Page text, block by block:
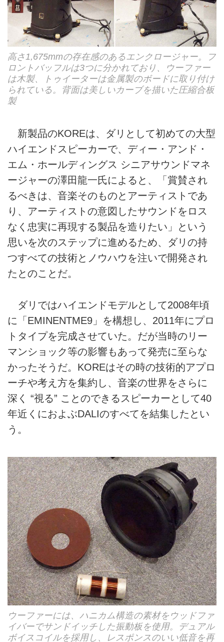
高さ1,675mmの存在感のあるエンクロージャー。フ
ロントバッフルは3つに分かれており、ウーファー
は木製、トゥイーターは金属製のボードに取り付け
られている。背面は美しいカーブを描いた圧縮合板
製
新製品のKOREは、ダリとして初めての大型
ハイエンドスピーカーで、ディー・アンド・
エム・ホールディングス シニアサウンドマネ
ージャーの澤田龍一氏によると、「賞賛され
るべきは、音楽そのものとアーティストであ
り、アーティストの意図したサウンドをロス
なく忠実に再現する製品を造りたい」という
思いを次のステップに進めるため、ダリの持
つすべての技術とノウハウを注いで開発され
たとのことだ。
ダリではハイエンドモデルとして2008年頃
に「EMINENTME9」を構想し、2011年にプロ
トタイプを完成させていた。だが当時のリー
マンショック等の影響もあって発売に至らな
かったそうだ。KOREはその時の技術的アプロ
ーチや考え方を集約し、音楽の世界をさらに
深く “視る” ことのできるスピーカーとして40
年近くにおよぶDALIのすべてを結集したとい
う。
ウーファーには、ハニカム構造の素材をウッドファ
イバーでサンドイッチした振動板を使用。デュアル
ボイスコイルを採用し、レスポンスのいい低音を再